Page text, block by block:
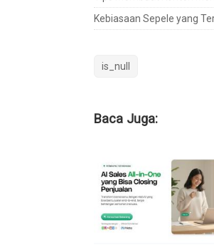
Kebiasaan Sepele yang
is_null
Baca Juga: